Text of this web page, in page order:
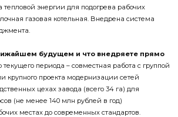
тепловой энергии для подогрева рабочих
газовая котельная. Внедрена система
жайшем будущем и что внедряете прямо
периода – совместная работа с группой
крупного проекта модернизации сетей
цехах завода (всего 34 га) для
(не менее 140 млн рублей в год)
местах до современных стандартов.